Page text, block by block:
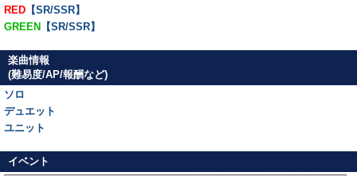
RED 【SR/SSR】
GREEN 【SR/SSR】
楽曲情報
(難易度/AP/報酬など)
ソロ
デュエット
ユニット
イベント